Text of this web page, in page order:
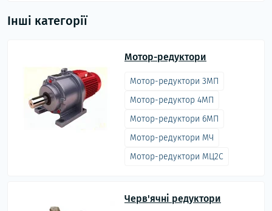
Інші категорії
Мотор-редуктори
Мотор-редуктори 3МП
Мотор-редуктор 4МП
Мотор-редуктори 6МП
Мотор-редуктори МЧ
Мотор-редуктори МЦ2С
Черв'ячні редуктори